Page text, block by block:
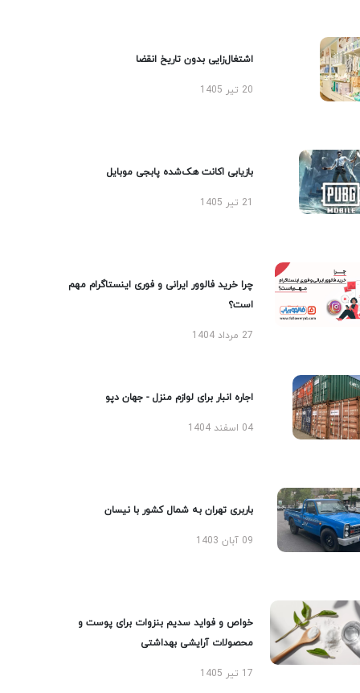
اشتغال‌زایی بدون تاریخ انقضا
20 تیر 1405
بازیابی اکانت هک‌شده پابجی موبایل
چرا خرید فالوور ایرانی و فوری اینستاگرام مهم
است؟
27 مرداد 1404
اجاره انبار برای لوازم منزل - جهان دپو
04 اسفند 1404
باربری تهران به شمال کشور با نیسان
09 آبان 1403
خواص و فواید سدیم بنزوات برای پوست و
محصولات آرایشی بهداشتی
17 تیر 1405